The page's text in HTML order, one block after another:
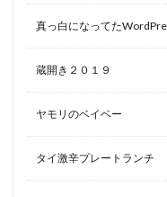
真っ白になってた
蔵開き２０１９
ヤモリのベイベー
タイ激辛プレートランチ